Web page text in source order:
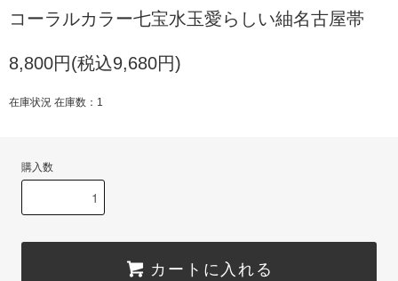
コーラルカラー七宝水玉愛らしい紬名古屋帯
8,800円(税込9,680円)
在庫状況 在庫数：1
購入数
カートに入れる